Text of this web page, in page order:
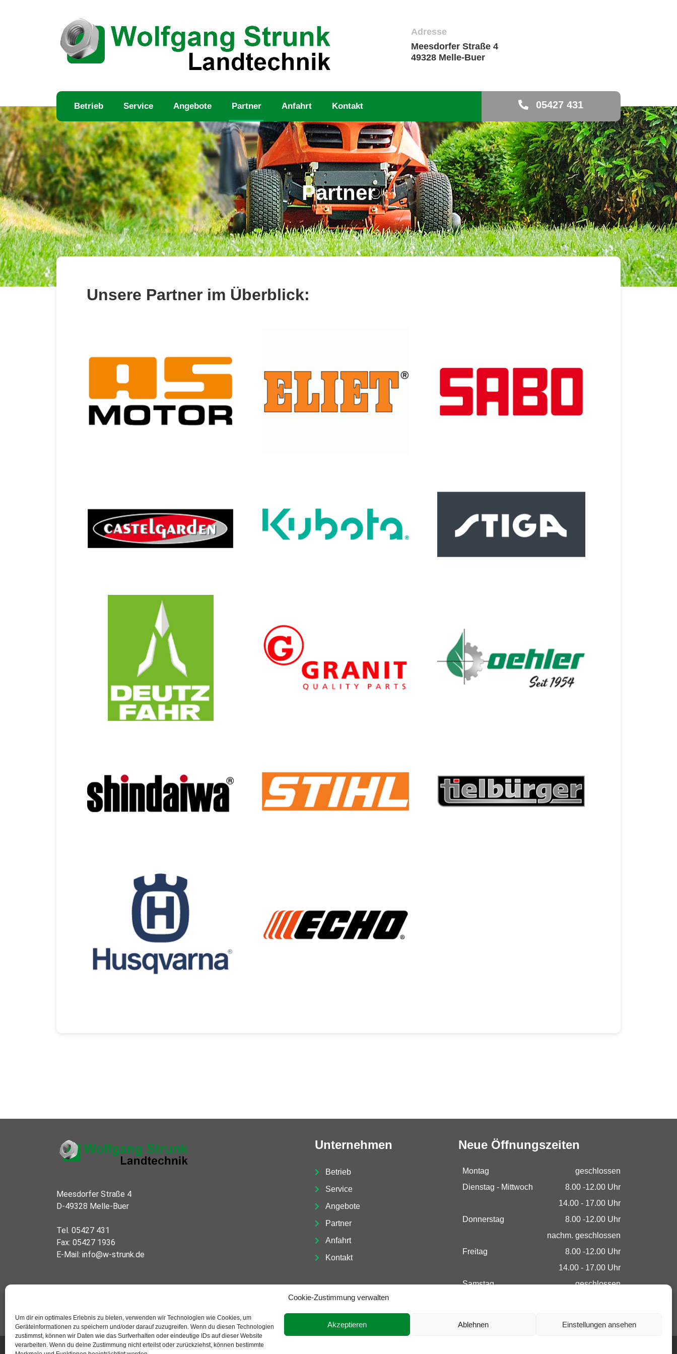
Cookie-Zustimmung verwalten
Um dir ein optimales Erlebnis zu bieten, verwenden wir Technologien wie Cookies, um
Geräteinformationen zu speichern und/oder darauf zuzugreifen. Wenn du diesen Technologien
zustimmst, können wir Daten wie das Surfverhalten oder eindeutige IDs auf dieser Website
verarbeiten. Wenn du deine Zustimmung nicht erteilst oder zurückziehst, können bestimmte
Akzeptieren Ablehnen Einstellungen ansehen
Adresse
Meesdorfer Straße 4
49328 Melle-Buer
Betrieb Service Angebote Partner Anfahrt Kontakt 05427 431
Partner
Unsere Partner im Überblick:
Meesdorfer Straße 4
D-49328 Melle-Buer
Tel. 05427 431
Fax: 05427 1936
E-Mail: info@w-strunk.de
Unternehmen
Betrieb
Service
Angebote
Partner
Anfahrt
Kontakt
Neue Öffnungszeiten
Montag
geschlossen
Dienstag - Mittwoch
8.00 -12.00 Uhr
14.00 - 17.00 Uhr
Donnerstag
8.00 -12.00 Uhr
nachm. geschlossen
Freitag
8.00 -12.00 Uhr
14.00 - 17.00 Uhr
Samstag
geschlossen